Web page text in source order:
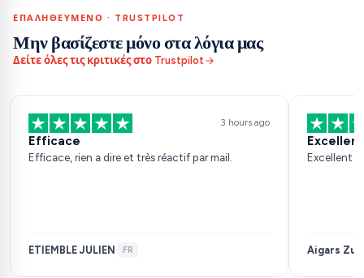
ΕΠΑΛΗΘΕΥΜΈΝΟ · TRUSTPILOT
Μην βασίζεστε μόνο στα λόγια μας
Δείτε όλες τις κριτικές στο Trustpilot
3 hours ago
Efficace
Efficace, rien a dire et très réactif par mail.
ETIEMBLE JULIEN · FR
Excellent
Aigars